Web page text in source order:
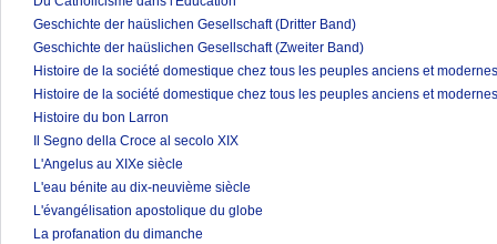
Geschichte der haüslichen Gesellschaft (Dritter Band)
Geschichte der haüslichen Gesellschaft (Zweiter Band)
Histoire de la société domestique chez tous les peuples anciens et
Histoire de la société domestique chez tous les peuples anciens et
Histoire du bon Larron
Il Segno della Croce al secolo XIX
L'Angelus au XIXe siècle
L'eau bénite au dix-neuvième siècle
L'évangélisation apostolique du globe
La profanation du dimanche